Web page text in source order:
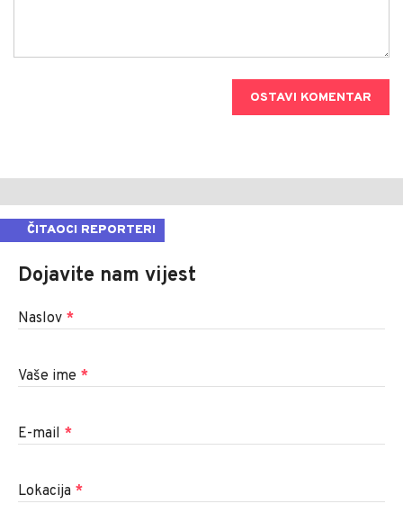
OSTAVI KOMENTAR
ČITAOCI REPORTERI
Dojavite nam vijest
Naslov *
Vaše ime *
E-mail *
Lokacija *